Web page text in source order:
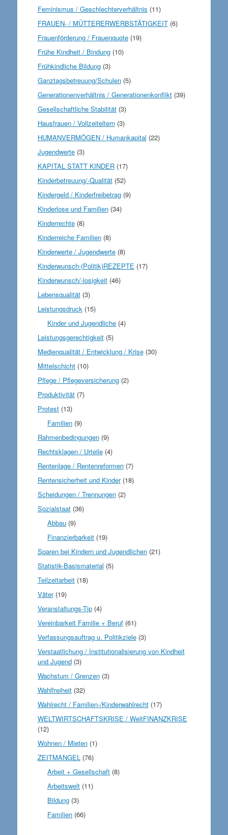
Feminismus / Geschlechterverhältnis (11)
FRAUEN- / MÜTTERERWERBSTÄTIGKEIT(6)
Frauenförderung / Frauenquote(19)
Frühe Kindheit / Bindung(10)
Frühkindliche Bildung(3)
Ganztagsbetreuung/Schulen(5)
Generationenverhältnis / Generationenkonflikt(39)
Gesellschaftliche Stabilität(3)
Hausfrauen / Vollzeiteltern(3)
HUMANVERMÖGEN / Humankapital (22)
Jugendwerte(3)
KAPITAL STATT KINDER(17)
Kinderbetreuung/-Qualität(52)
Kindergeld / Kinderfreibetrag(9)
Kinderlose und Familien(34)
Kinderrechte(8)
Kinderreiche Familien(8)
Kinderwerte / Jugendwerte(8)
Kinderwunsch-(Politik)REZEPTE (17)
Kinderwunsch/-losigkeit(46)
Lebensqualität(3)
Leistungsdruck(15)
Kinder und Jugendliche (4)
Leistungsgerechtigkeit(5)
Medienqualität / Entwicklung / Krise(30)
Mittelschicht(10)
Pflege / Pflegeversicherung(2)
Produktivität(7)
Protest(13)
Familien (9)
Rahmenbedingungen(9)
Rechtsklagen / Urteile(4)
Rentenlage / Rentenreformen(7)
Rentensicherheit und Kinder(18)
Scheidungen / Trennungen(2)
Sozialstaat(36)
Abbau (9)
Finanzierbarkeit (19)
Sparen bei Kindern und Jugendlichen(21)
Statistik-Basismaterial (5)
Teilzeitarbeit(18)
Väter(19)
Veranstaltungs-Tip(4)
Vereinbarkeit Familie + Beruf(61)
Verfassungsauftrag u. Politikziele(3)
Verstaatlichung / Institutionalisierung von Kindheit
und Jugend(3)
Wachstum / Grenzen(3)
Wahlfreiheit(32)
Wahlrecht / Familien-/Kinderwahlrecht(17)
WELTWIRTSCHAFTSKRISE / WeltFINANZKRISE
(12)
Wohnen / Mieten(1)
ZEITMANGEL(76)
Arbeit + Gesellschaft (8)
Arbeitswelt (11)
Bildung (3)
Familien (66)